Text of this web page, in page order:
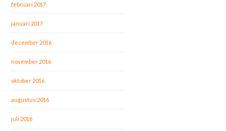
februari 2017
januari 2017
december 2016
november 2016
oktober 2016
augustus 2016
juli 2016